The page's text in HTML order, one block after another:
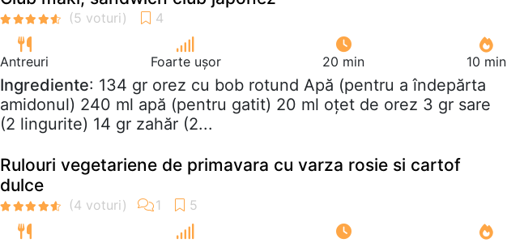
Antreuri Foarte ușor 20 min 10 min
Ingrediente: 134 gr orez cu bob rotund Apă (pentru a îndepărta
amidonul) 240 ml apă (pentru gatit) 20 ml oțet de orez 3 gr sare
(2 lingurite) 14 gr zahăr (2...
Rulouri vegetariene de primavara cu varza rosie si cartof
dulce